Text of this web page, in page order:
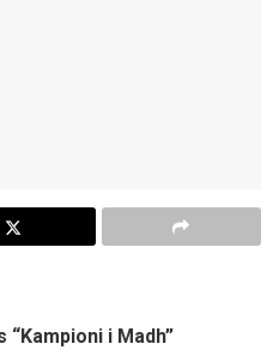
i Madh”